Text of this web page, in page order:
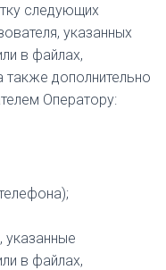
следующих
указанных
в файлах,
дополнительно
Оператору:
указанные
в файлах,